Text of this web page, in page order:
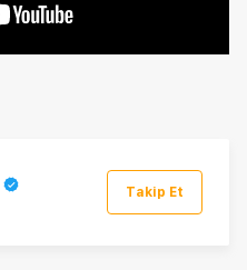
Takip Et